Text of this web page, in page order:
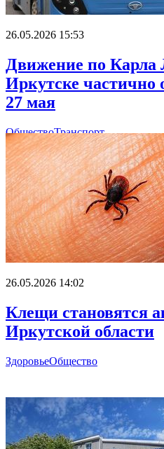
26.05.2026 15:53
Движение по Карла
Иркутске частично
27 мая
ОбществоТранспорт
26.05.2026 14:02
Клещи становятся
Иркутской области
ЗдоровьеОбщество